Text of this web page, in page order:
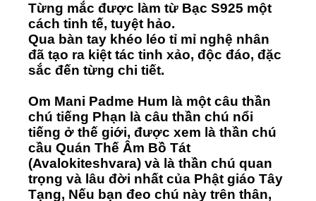
Từng mắc được làm từ Bạc S925 một
cách tinh tế, tuyệt hảo.
Qua bàn tay khéo léo tỉ mỉ nghệ nhân
đã tạo ra kiệt tác tinh xảo, độc đáo, đặc
sắc đến từng chi tiết.
Om Mani Padme Hum là một câu thần
chú tiếng Phạn là câu thần chú nổi
tiếng ở thế giới, được xem là thần chú
cầu Quán Thế Âm Bồ Tát
(Avalokiteshvara) và là thần chú quan
trọng và lâu đời nhất của Phật giáo Tây
Tạng, Nếu bạn đeo chú này trên thân,